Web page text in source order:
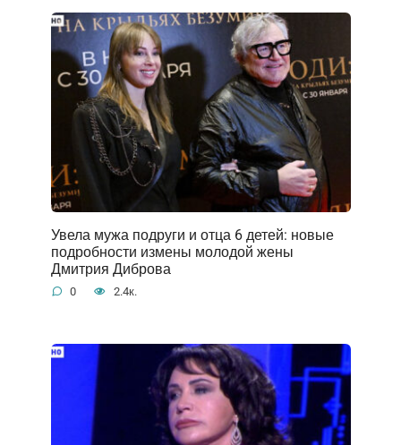
Увела мужа подруги и отца 6 детей: новые
подробности измены молодой жены
Дмитрия Диброва
0 2.4к.